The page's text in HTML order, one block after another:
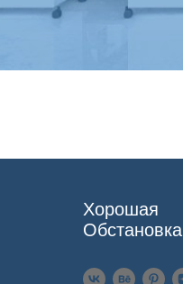
Хорошая
Обстановка